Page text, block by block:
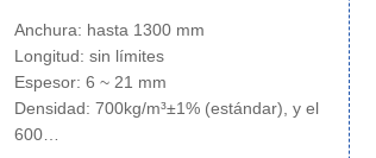
Anchura: hasta 1300 mm
Longitud: sin límites
Espesor: 6 ~ 21 mm
Densidad: 700kg/m³±1% (estándar), y el
600…